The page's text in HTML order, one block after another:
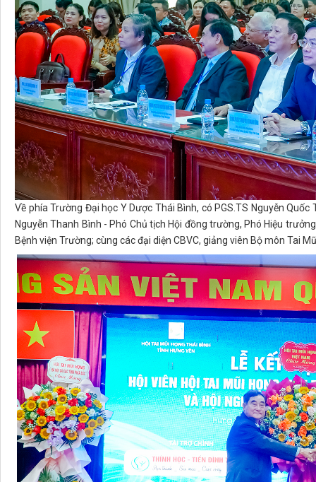
Về phía Trường Đại học Y Dược Thái Bình, có PGS.TS Nguyễn
Nguyễn Thanh Bình - Phó Chủ tịch Hội đồng trường, Phó Hiệu
Bệnh viện Trường; cùng các đại diện CBVC, giảng viên Bộ môn Tai